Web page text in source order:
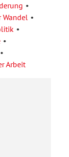
Wandel
Arbeit